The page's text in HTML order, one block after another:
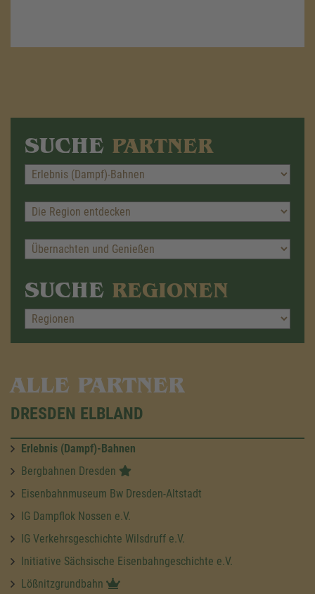
SUCHE PARTNER
SUCHE REGIONEN
ALLE PARTNER
DRESDEN ELBLAND
Erlebnis (Dampf)-Bahnen
Bergbahnen Dresden
Eisenbahnmuseum Bw Dresden-Altstadt
IG Dampflok Nossen e.V.
IG Verkehrsgeschichte Wilsdruff e.V.
Initiative Sächsische Eisenbahngeschichte e.V.
Lößnitzgrundbahn